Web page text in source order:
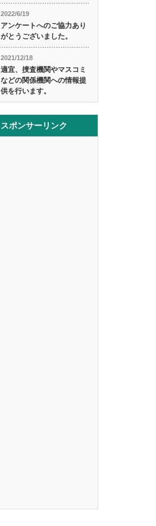
2022/6/19
アンケートへのご協力あり
がとうございました。
2021/12/18
適宜、捜査機関やマスコミ
などの関係機関への情報提
供を行います。
スポンサーリンク